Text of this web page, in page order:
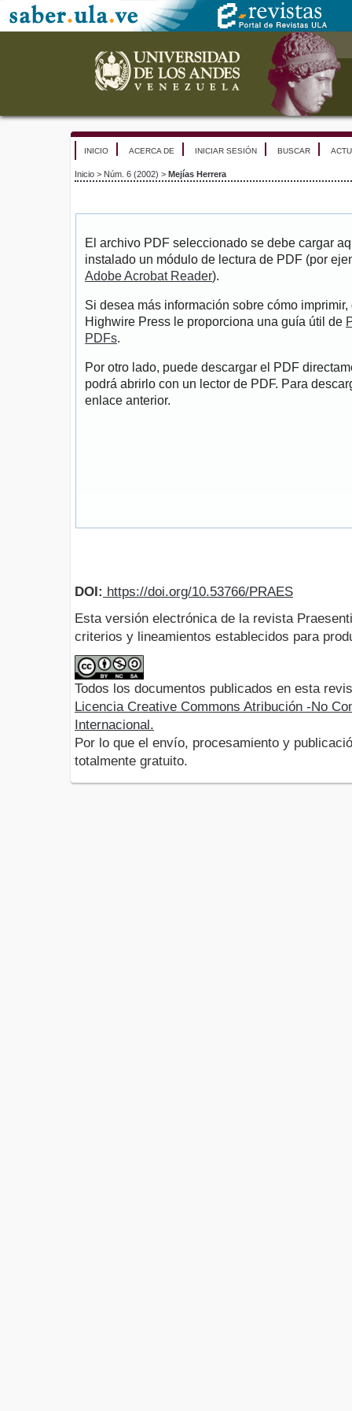
INICIO ACERCA DE INICIAR SESIÓN BUSCAR
Inicio > Núm. 6 (2002) > Mejías Herrera
El archivo PDF seleccionado se debe cargar
instalado un módulo de lectura de PDF (por
Adobe Acrobat Reader).
Si desea más información sobre cómo
Highwire Press le proporciona una guía útil de
PDFs.
Por otro lado, puede descargar el PDF
podrá abrirlo con un lector de PDF. Para
enlace anterior.
DOI: https://doi.org/10.53766/PRAES
Esta versión electrónica de la revista
criterios y lineamientos establecidos para
Todos los documentos publicados en esta
Licencia Creative Commons Atribución -No
Internacional.
Por lo que el envío, procesamiento y
totalmente gratuito.